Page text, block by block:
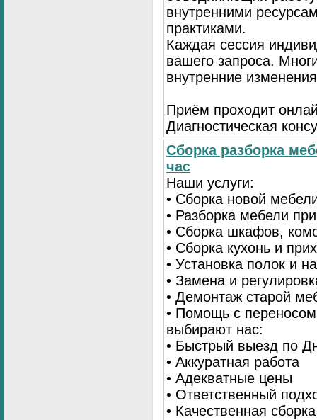
внутренними
практиками.
Каждая сессия
вашего запроса.
внутренние
Приём проходит
Диагностическая
Сборка разборка
час
Наши услуги:
• Сборка новой
• Разборка мебели
• Сборка шкафов,
• Сборка кухонь и
• Установка полок и
• Замена и
• Демонтаж старой
• Помощь с
выбирают нас:
• Быстрый выезд по
• Аккуратная работа
• Адекватные цены
• Ответственный
• Качественная